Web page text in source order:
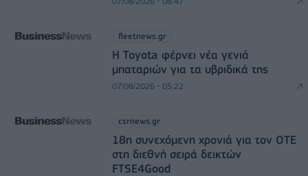
fleetnews.gr
Η Toyota φέρνει νέα γενιά
μπαταριών για τα υβριδικά της
07/08/2026 - 05:22
csrnews.gr
18η συνεχόμενη χρονιά για τον ΟΤΕ
στη διεθνή σειρά δεικτών
FTSE4Good